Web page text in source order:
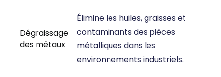
Dégraissage
des métaux
Élimine les huiles, graisses et
contaminants des pièces
métalliques dans les
environnements industriels.